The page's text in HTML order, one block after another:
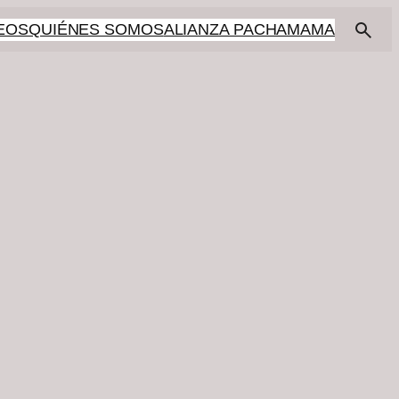
QUIÉNES SOMOSALIANZA PACHAMAMA